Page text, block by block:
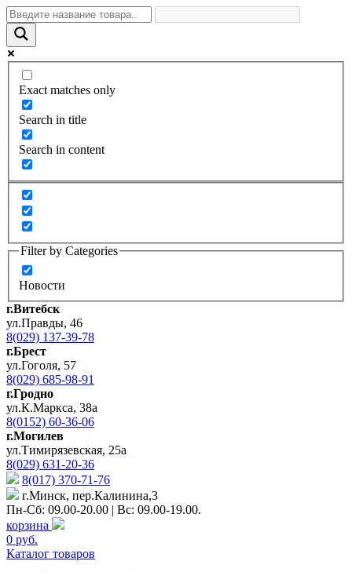
Exact matches only
Search in title
Search in content
Filter by Categories
Новости
г.Витебск
ул.Правды, 46
8(029) 137-39-78
г.Брест
ул.Гоголя, 57
8(029) 685-98-91
г.Гродно
ул.К.Маркса, 38а
8(0152) 60-36-06
г.Могилев
ул.Тимирязевская, 25а
8(029) 631-20-36
8(017) 370-71-76
г.Минск, пер.Калинина,3
Пн-Сб: 09.00-20.00 | Вс: 09.00-19.00.
корзина
0 руб.
Каталог товаров